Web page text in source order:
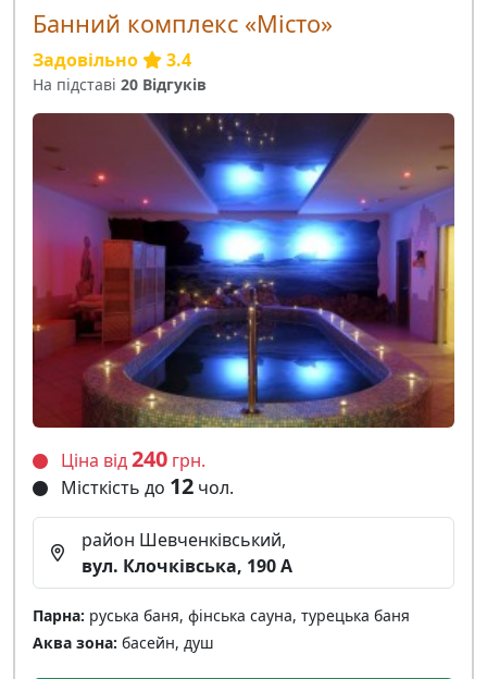
Банний комплекс «Місто»
Задовільно 3.4
На підставі 20 Відгуків
Ціна від240 грн.
Місткість до 12 чол.
район Шевченківський,
вул. Клочківська, 190 А
Парна: руська баня, фінська сауна, турецька баня
Аква зона: басейн, душ